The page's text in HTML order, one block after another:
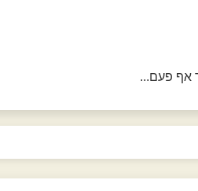
אף פעם...